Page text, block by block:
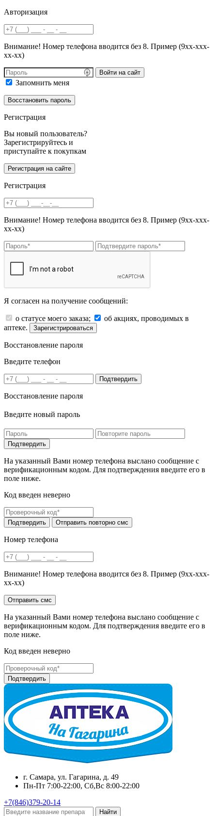
Авторизация
Внимание! Номер телефона вводится без 8. Пример (9хх-ххх-
хх-хх)
Войти на сайт
Запомнить меня
Регистрация
Вы новый пользователь?
Зарегистрируйтесь и
приступайте к покупкам
Регистрация
Внимание! Номер телефона вводится без 8. Пример (9хх-ххх-
хх-хх)
Я согласен на получение сообщений:
о статусе моего заказа;
об акциях, проводимых в
аптеке.
Зарегистрироваться
Восстановление пароля
Введите телефон
Подтвердить
Восстановление пароля
Введите новый пароль
На указанный Вами номер телефона выслано сообщение с
верификационным кодом. Для подтверждения введите его в
поле ниже.
Код введен неверно
Номер телефона
Внимание! Номер телефона вводится без 8. Пример (9хх-ххх-
хх-хх)
На указанный Вами номер телефона выслано сообщение с
верификационным кодом. Для подтверждения введите его в
поле ниже.
Код введен неверно
г. Самара, ул. Гагарина, д. 49
Пн-Пт 7:00-22:00, Сб,Вс 8:00-22:00
+7(846)379-20-14
Найти